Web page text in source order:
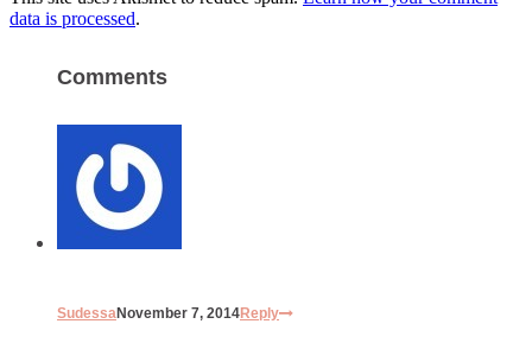
data is processed.
Comments
SudessaNovember 7, 2014Reply